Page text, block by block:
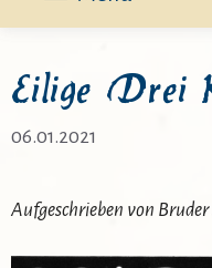
Eilige Drei
06.01.2021
Aufgeschrieben von